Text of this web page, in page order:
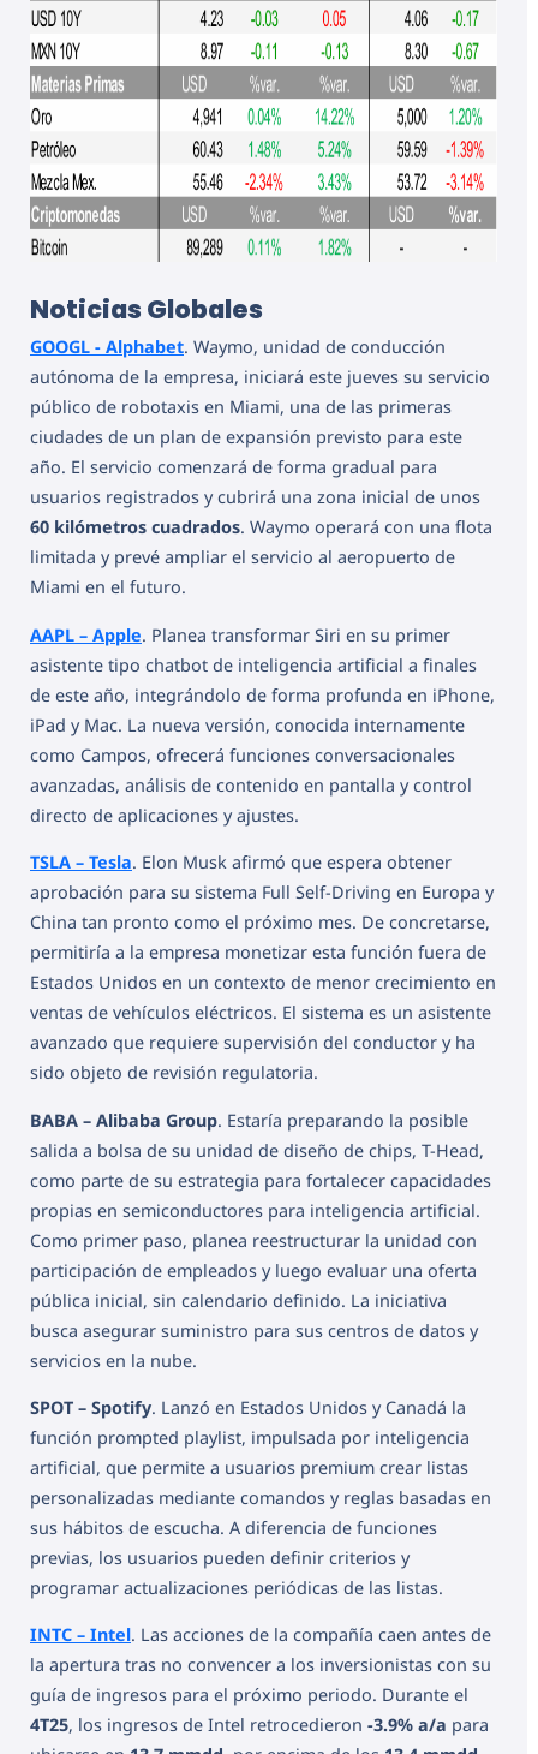
Noticias Globales
GOOGL - Alphabet. Waymo, unidad de conducción
autónoma de la empresa, iniciará este jueves su servicio
público de robotaxis en Miami, una de las primeras
ciudades de un plan de expansión previsto para este
año. El servicio comenzará de forma gradual para
usuarios registrados y cubrirá una zona inicial de unos
60 kilómetros cuadrados. Waymo operará con una flota
limitada y prevé ampliar el servicio al aeropuerto de
Miami en el futuro.
AAPL – Apple. Planea transformar Siri en su primer
asistente tipo chatbot de inteligencia artificial a finales
de este año, integrándolo de forma profunda en iPhone,
iPad y Mac. La nueva versión, conocida internamente
como Campos, ofrecerá funciones conversacionales
avanzadas, análisis de contenido en pantalla y control
directo de aplicaciones y ajustes.
TSLA – Tesla. Elon Musk afirmó que espera obtener
aprobación para su sistema Full Self-Driving en Europa y
China tan pronto como el próximo mes. De concretarse,
permitiría a la empresa monetizar esta función fuera de
Estados Unidos en un contexto de menor crecimiento en
ventas de vehículos eléctricos. El sistema es un asistente
avanzado que requiere supervisión del conductor y ha
sido objeto de revisión regulatoria.
BABA – Alibaba Group. Estaría preparando la posible
salida a bolsa de su unidad de diseño de chips, T-Head,
como parte de su estrategia para fortalecer capacidades
propias en semiconductores para inteligencia artificial.
Como primer paso, planea reestructurar la unidad con
participación de empleados y luego evaluar una oferta
pública inicial, sin calendario definido. La iniciativa
busca asegurar suministro para sus centros de datos y
servicios en la nube.
SPOT – Spotify. Lanzó en Estados Unidos y Canadá la
función prompted playlist, impulsada por inteligencia
artificial, que permite a usuarios premium crear listas
personalizadas mediante comandos y reglas basadas en
sus hábitos de escucha. A diferencia de funciones
previas, los usuarios pueden definir criterios y
programar actualizaciones periódicas de las listas.
INTC – Intel. Las acciones de la compañía caen antes de
la apertura tras no convencer a los inversionistas con su
guía de ingresos para el próximo periodo. Durante el
4T25, los ingresos de Intel retrocedieron -3.9% a/a para